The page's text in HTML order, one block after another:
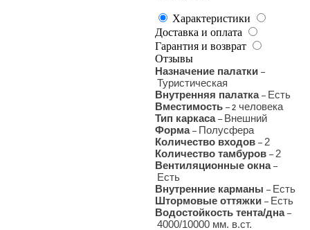
Характеристики
Доставка и оплата
Гарантия и возврат
Отзывы
Назначение палатки –
Туристическая
Внутренняя палатка – Есть
Вместимость – 2 человека
Тип каркаса – Внешний
Форма – Полусфера
Количество входов – 2
Количество тамбуров – 2
Вентиляционные окна –
Есть
Внутренние карманы – Есть
Штормовые оттяжки – Есть
Водостойкость тента/дна –
4000/10000 мм. в.ст.